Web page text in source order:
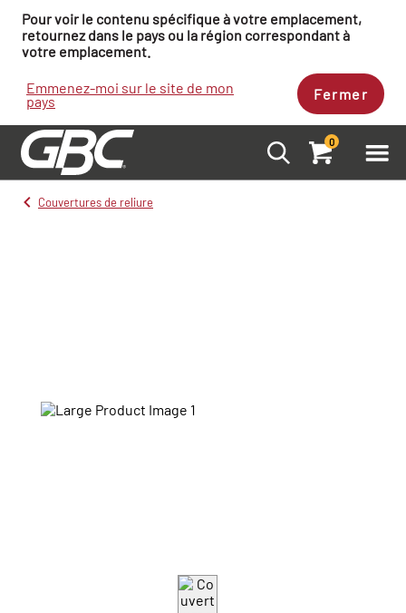
Pour voir le contenu spécifique à votre emplacement,
retournez dans le pays ou la région correspondant à
votre emplacement.
Emmenez-moi sur le site de mon
pays Fermer
0
Couvertures de reliure